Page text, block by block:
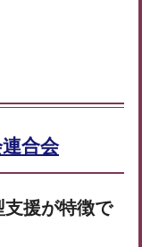
合会
援が特徴で